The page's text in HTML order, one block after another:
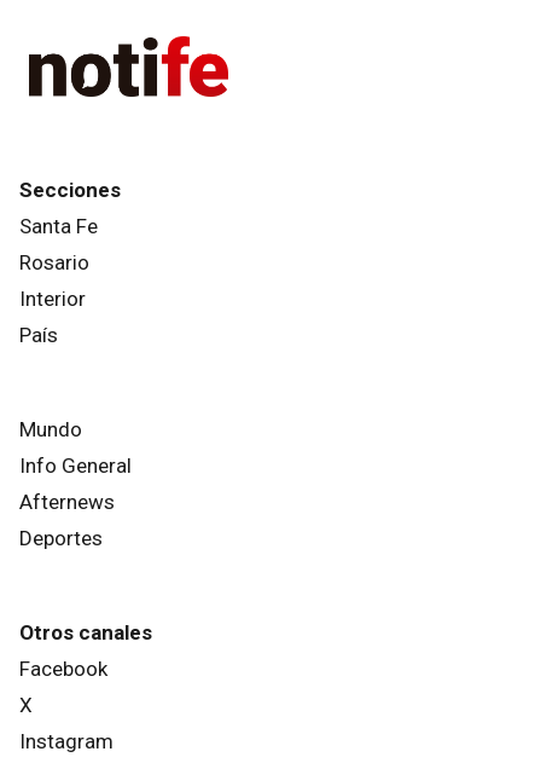
Secciones
Santa Fe
Rosario
Interior
País
Mundo
Info General
Afternews
Deportes
Otros canales
Facebook
X
Instagram